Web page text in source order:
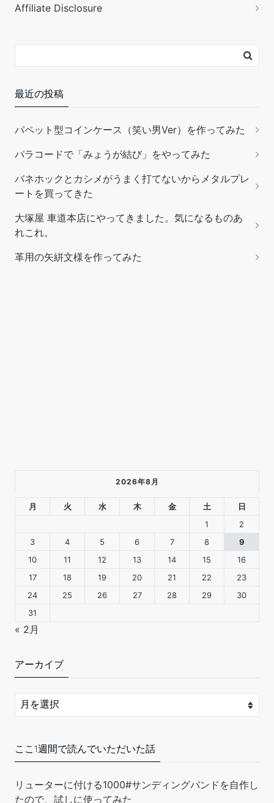
ス・合成樹脂 本品は水溶性です。お使いいただいた後でもどん
手作り 革用 レザー 紐 ワックス糸 手縫い 工具 DIY 縫製キット
ザーツールセット (24個セット)
￥1,699 セット内容：計24点セット。千枚通し*1、系
革の技術、なんだ！こうだったのか！！シリーズ 「穴あけ・ス
テッチ編」: 創業20年、GRANDZEROの技術を丸裸に!!
只今、カスタマーの評価を取得しています。
￥1,250
Amazon.co.jpで買う
8681
Affiliate Disclosure
最近の投稿
パペット型コインケース（笑い男Ver）を作ってみた
パラコードで「みょうが結び」をやってみた
バネホックとカシメがうまく打てないからメタルプレ
ートを買ってきた
大塚屋 車道本店にやってきました。気になるものあ
れこれ。
革用の矢絣文様を作ってみた
2026年8月
月 火 水 木 金 土
日
1
2
3
4 5 6 7 8
9
10
11 12 13 14 15
16
17
18 19 20 21 22
23
24
25 26 27 28 29
30
31
« 2月
アーカイブ
ここ1週間で読んでいただいた話
リューターに付ける1000#サンディングバンドを自作し
たので、試しに使ってみた